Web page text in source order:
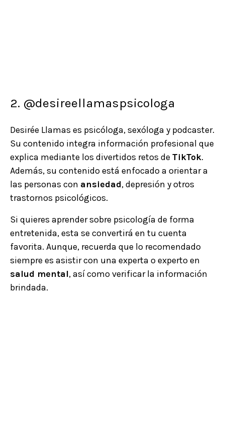
2. @desireellamaspsicologa
Desirée Llamas es psicóloga, sexóloga y podcaster.
Su contenido integra información profesional que
explica mediante los divertidos retos de TikTok.
Además, su contenido está enfocado a orientar a
las personas con ansiedad, depresión y otros
trastornos psicológicos.
Si quieres aprender sobre psicología de forma
entretenida, esta se convertirá en tu cuenta
favorita. Aunque, recuerda que lo recomendado
siempre es asistir con una experta o experto en
salud mental, así como verificar la información
brindada.